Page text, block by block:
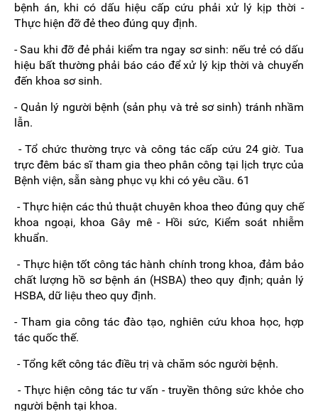
bệnh án, khi có dấu hiệu cấp cứu phải xử lý kịp thời -
Thực hiện đỡ đẻ theo đúng quy định.
- Sau khi đỡ đẻ phải kiểm tra ngay sơ sinh: nếu trẻ có dấu
hiệu bất thường phải báo cáo để xử lý kịp thời và chuyển
đến khoa sơ sinh.
- Quản lý người bệnh (sản phụ và trẻ sơ sinh) tránh nhầm
lẫn.
- Tổ chức thường trực và công tác cấp cứu 24 giờ. Tua
trực đêm bác sĩ tham gia theo phân công tại lịch trực của
Bệnh viện, sẵn sàng phục vụ khi có yêu cầu. 61
- Thực hiện các thủ thuật chuyên khoa theo đúng quy chế
khoa ngoại, khoa Gây mê - Hồi sức, Kiểm soát nhiễm
khuẩn.
- Thực hiện tốt công tác hành chính trong khoa, đảm bảo
chất lượng hồ sơ bệnh án (HSBA) theo quy định; quản lý
HSBA, dữ liệu theo quy định.
- Tham gia công tác đào tạo, nghiên cứu khoa học, hợp
tác quốc thế.
- Tổng kết công tác điều trị và chăm sóc người bệnh.
- Thực hiện công tác tư vấn - truyền thông sức khỏe cho
người bệnh tại khoa.